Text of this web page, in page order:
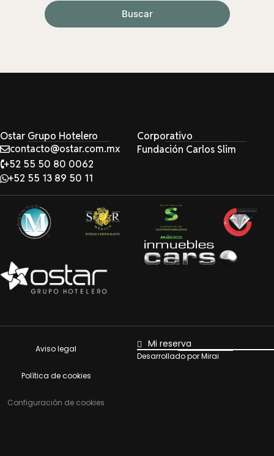
Buscar
Ostar Grupo Hotelero
contacto@ostar.com.mx
+52 55 50 80 0062
+52 55 13 89 50 11
Corporativo
Fundación Carlos Slim
Aviso legal
Política de cookies
Configuración de cookies
Mi reserva
Desarrollado porMirai